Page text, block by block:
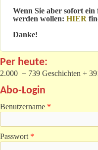
Wenn Sie aber sofort
werden wollen: HIER
Danke!
Per heute:
2.000 + 739 Geschichten +
Abo-Login
Benutzername *
Passwort *